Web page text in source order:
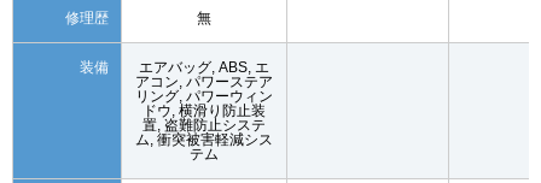
修理歴 無
装備
エアバッグ, ABS, エ
アコン, パワーステア
リング, パワーウィン
ドウ, 横滑り防止装
置, 盗難防止システ
ム, 衝突被害軽減シス
テム